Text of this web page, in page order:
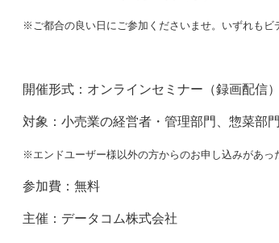
※ご都合の良い日にご参加くださいませ。いずれもビ
開催形式：オンラインセミナー（録画配信）
対象：小売業の経営者・管理部門、惣菜部
※エンドユーザー様以外の方からのお申し込みがあっ
参加費：無料
主催：データコム株式会社